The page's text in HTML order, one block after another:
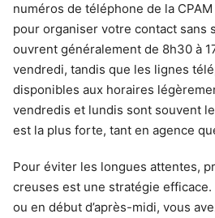
numéros de téléphone de la
pour organiser votre contact sans
ouvrent généralement de 8h30 à
vendredi, tandis que les lignes
disponibles aux horaires
vendredis et lundis sont souvent
est la plus forte, tant en agence
Pour éviter les longues attentes,
creuses est une stratégie
ou en début d’après-midi, vous